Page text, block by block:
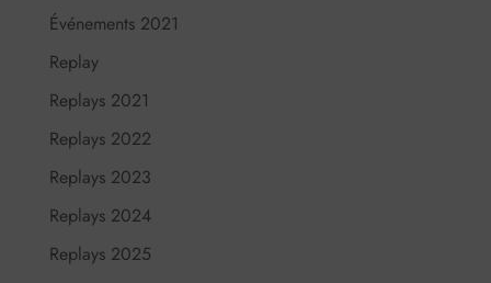
Événements 2021
Replay
Replays 2021
Replays 2022
Replays 2023
Replays 2024
Replays 2025